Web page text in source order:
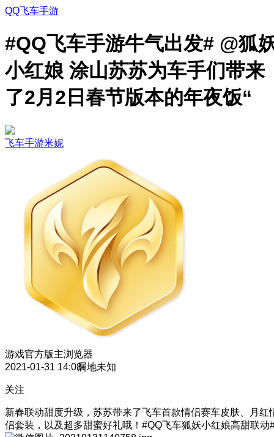
QQ飞车手游
#QQ飞车手游牛气出发# @狐
小红娘 涂山苏苏为车手们带来
了2月2日春节版本的年夜饭“
飞车手游米妮
游戏官方版主浏览器
2021-01-31 14:08属地未知
关注
新春联动甜度升级，苏苏带来了飞车首款情侣赛车皮肤、月红
侣套装，以及超多甜蜜好礼哦！#QQ飞车狐妖小红娘高甜联动